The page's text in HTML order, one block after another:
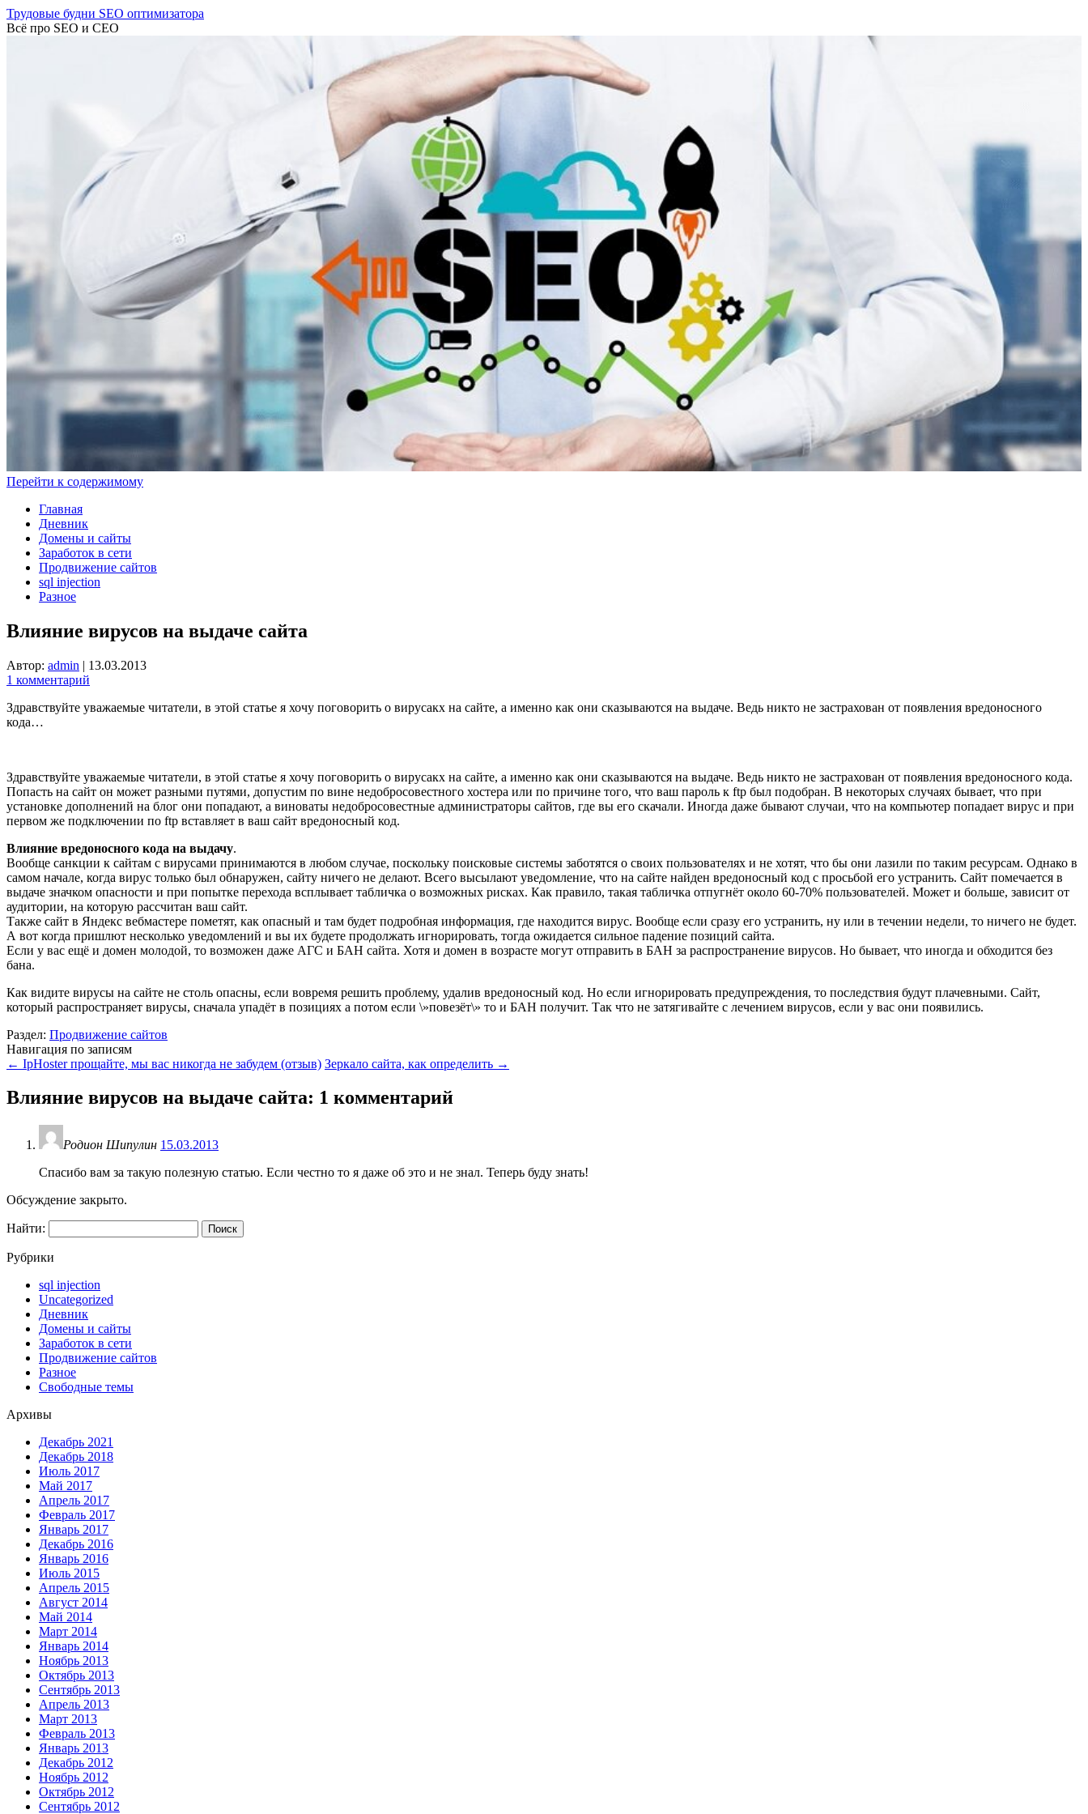
Трудовые будни SEO оптимизатора
Всё про SEO и СЕО
Перейти к содержимому
Главная
Дневник
Домены и сайты
Заработок в сети
Продвижение сайтов
sql injection
Разное
Влияние вирусов на выдаче сайта
Автор: admin | 13.03.2013
1 комментарий
Здравствуйте уважаемые читатели, в этой статье я хочу поговорить о вирусакх на сайте, а именно как они сказываются на выдаче. Ведь никто не застрахован от появления вредоносного
кода…
Здравствуйте уважаемые читатели, в этой статье я хочу поговорить о вирусакх на сайте, а именно как они сказываются на выдаче. Ведь никто не застрахован от появления вредоносного кода.
Попасть на сайт он может разными путями, допустим по вине недобросовестного хостера или по причине того, что ваш пароль к ftp был подобран. В некоторых случаях бывает, что при
установке дополнений на блог они попадают, а виноваты недобросовестные администраторы сайтов, где вы его скачали. Иногда даже бывают случаи, что на компьютер попадает вирус и при
первом же подключении по ftp вставляет в ваш сайт вредоносный код.
Влияние вредоносного кода на выдачу.
Вообще санкции к сайтам с вирусами принимаются в любом случае, поскольку поисковые системы заботятся о своих пользователях и не хотят, что бы они лазили по таким ресурсам. Однако в
самом начале, когда вирус только был обнаружен, сайту ничего не делают. Всего высылают уведомление, что на сайте найден вредоносный код с просьбой его устранить. Сайт помечается в
выдаче значком опасности и при попытке перехода всплывает табличка о возможных рисках. Как правило, такая табличка отпугнёт около 60-70% пользователей. Может и больше, зависит от
аудитории, на которую рассчитан ваш сайт.
Также сайт в Яндекс вебмастере пометят, как опасный и там будет подробная информация, где находится вирус. Вообще если сразу его устранить, ну или в течении недели, то ничего не будет.
А вот когда пришлют несколько уведомлений и вы их будете продолжать игнорировать, тогда ожидается сильное падение позиций сайта.
Если у вас ещё и домен молодой, то возможен даже АГС и БАН сайта. Хотя и домен в возрасте могут отправить в БАН за распространение вирусов. Но бывает, что иногда и обходится без
бана.
Как видите вирусы на сайте не столь опасны, если вовремя решить проблему, удалив вредоносный код. Но если игнорировать предупреждения, то последствия будут плачевными. Сайт,
который распространяет вирусы, сначала упадёт в позициях а потом если \»повезёт\» то и БАН получит. Так что не затягивайте с лечением вирусов, если у вас они появились.
Раздел: Продвижение сайтов
Навигация по записям
← IpHoster прощайте, мы вас никогда не забудем (отзыв) Зеркало сайта, как определить →
Влияние вирусов на выдаче сайта: 1 комментарий
Родион Шипулин 15.03.2013
Спасибо вам за такую полезную статью. Если честно то я даже об это и не знал. Теперь буду знать!
Обсуждение закрыто.
Найти:
Рубрики
sql injection
Uncategorized
Дневник
Домены и сайты
Заработок в сети
Продвижение сайтов
Разное
Свободные темы
Архивы
Декабрь 2021
Декабрь 2018
Июль 2017
Май 2017
Апрель 2017
Февраль 2017
Январь 2017
Декабрь 2016
Январь 2016
Июль 2015
Апрель 2015
Август 2014
Май 2014
Март 2014
Январь 2014
Ноябрь 2013
Октябрь 2013
Сентябрь 2013
Апрель 2013
Март 2013
Февраль 2013
Январь 2013
Декабрь 2012
Ноябрь 2012
Октябрь 2012
Сентябрь 2012